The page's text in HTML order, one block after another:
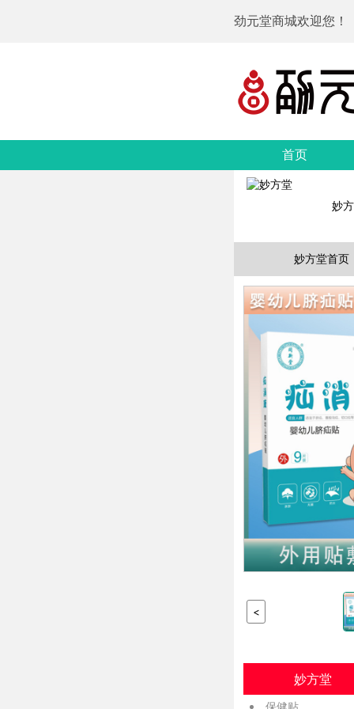
劲元堂商城欢迎您！
首页
妙
妙方堂首页
<
妙方堂
保健贴